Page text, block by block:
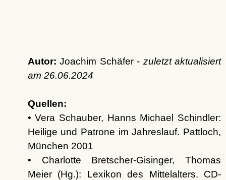
Autor: Joachim Schäfer - zuletzt aktualisiert
am 26.06.2024
Quellen:
• Vera Schauber, Hanns Michael Schindler:
Heilige und Patrone im Jahreslauf. Pattloch,
München 2001
• Charlotte Bretscher-Gisinger, Thomas
Meier (Hg.): Lexikon des Mittelalters. CD-